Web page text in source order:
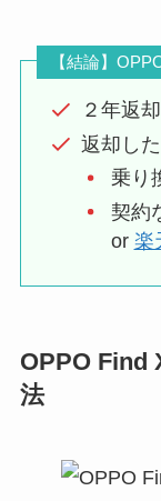
【結論】
２年返
返却し
乗り
契約
or 楽
OPPO Find
法